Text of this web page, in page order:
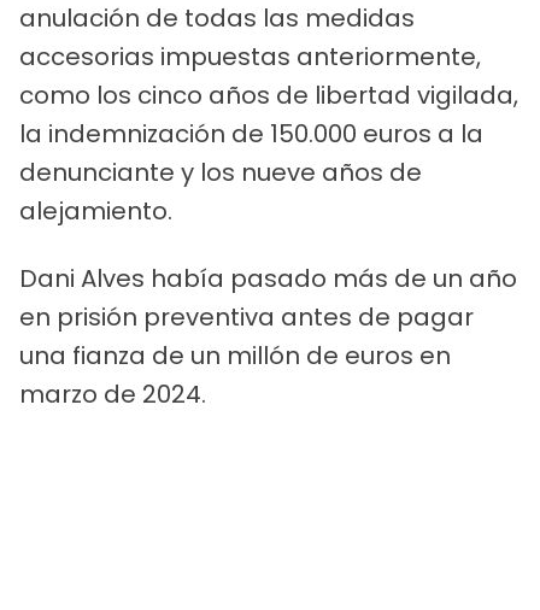
anulación de todas las medidas
accesorias impuestas anteriormente,
como los cinco años de libertad vigilada,
la indemnización de 150.000 euros a la
denunciante y los nueve años de
alejamiento.
Dani Alves había pasado más de un año
en prisión preventiva antes de pagar
una fianza de un millón de euros en
marzo de 2024.